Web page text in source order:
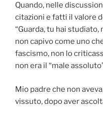
Quando, nelle
citazioni e fatti il valore
“Guarda, tu hai studiato,
non capivo come uno
fascismo, non lo
non era il “male
Mio padre che non
vissuto, dopo aver